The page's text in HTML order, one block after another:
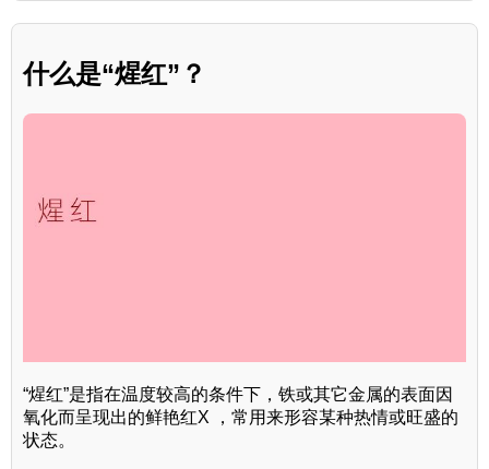
什么是“煋红”？
“煋红”是指在温度较高的条件下，铁或其它金属的表面因
氧化而呈现出的鲜艳红X ，常用来形容某种热情或旺盛的
状态。